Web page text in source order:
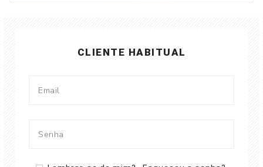
CLIENTE HABITUAL